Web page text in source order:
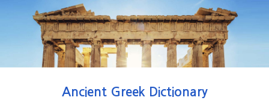
Ancient Greek Dictionary